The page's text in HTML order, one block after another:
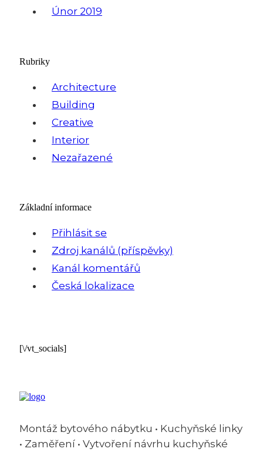
Únor 2019
Rubriky
Architecture
Building
Creative
Interior
Nezařazené
Základní informace
Přihlásit se
Zdroj kanálů (příspěvky)
Kanál komentářů
Česká lokalizace
[\/vt_socials]
Montáž bytového nábytku • Kuchyňské linky
• Zaměření • Vytvoření návrhu kuchyňské